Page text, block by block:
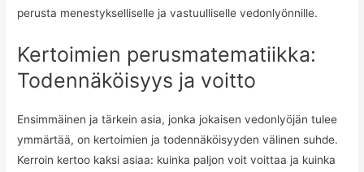
perusta menestykselliselle ja vastuulliselle vedonlyönnille.
Kertoimien perusmatematiikka:
Todennäköisyys ja voitto
Ensimmäinen ja tärkein asia, jonka jokaisen vedonlyöjän tulee
ymmärtää, on kertoimien ja todennäköisyyden välinen suhde.
Kerroin kertoo kaksi asiaa: kuinka paljon voit voittaa ja kuinka